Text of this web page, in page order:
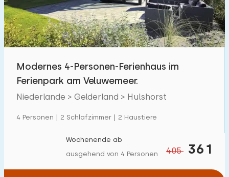
Modernes 4-Personen-Ferienhaus im
Ferienpark am Veluwemeer.
Niederlande > Gelderland > Hulshorst
4 Personen | 2 Schlafzimmer | 2 Haustiere
405 361
Wochenende ab
ausgehend von 4 Personen